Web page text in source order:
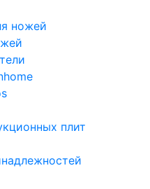
ножей
плит